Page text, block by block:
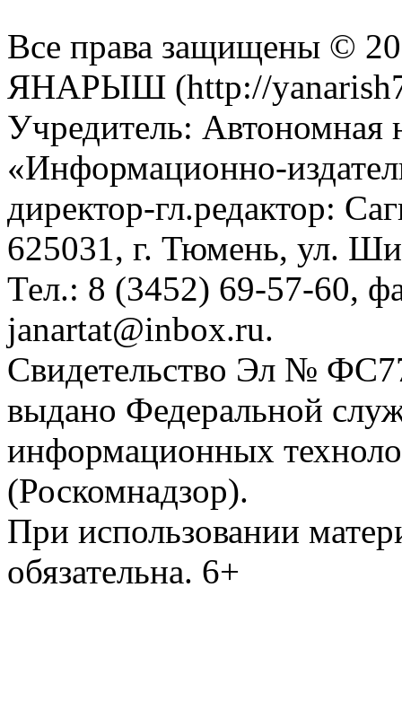
Все права защищены ©
ЯНАРЫШ (http://
Учредитель: Автономная
«Информационно-
директор-гл.редактор:
625031, г. Тюмень, ул.
Тел.: 8 (3452) 69-57-60,
janartat@inbox.ru.
Свидетельство Эл №
выдано Федеральной
информационных
(Роскомнадзор).
При использовании
обязательна. 6+